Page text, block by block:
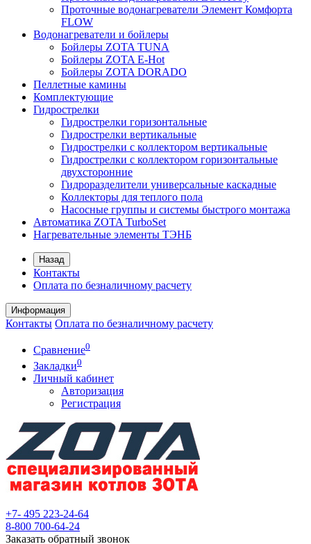
Проточные водонагреватели Элемент Комфорта
FLOW
Водонагреватели и бойлеры
Бойлеры ZOTA TUNA
Бойлеры ZOTA E-Hot
Бойлеры ZOTA DORADO
Пеллетные камины
Комплектующие
Гидрострелки
Гидрострелки горизонтальные
Гидрострелки вертикальные
Гидрострелки с коллектором вертикальные
Гидрострелки с коллектором горизонтальные
двухсторонние
Гидроразделители универсальные каскадные
Коллекторы для теплого пола
Насосные группы и системы быстрого монтажа
Автоматика ZOTA TurboSet
Нагревательные элементы ТЭНБ
Назад
Контакты
Оплата по безналичному расчету
Информация
Контакты Оплата по безналичному расчету
Сравнение0
Закладки0
Личный кабинет
Авторизация
Регистрация
+7- 495 223-24-64
8-800 700-64-24
Заказать обратный звонок